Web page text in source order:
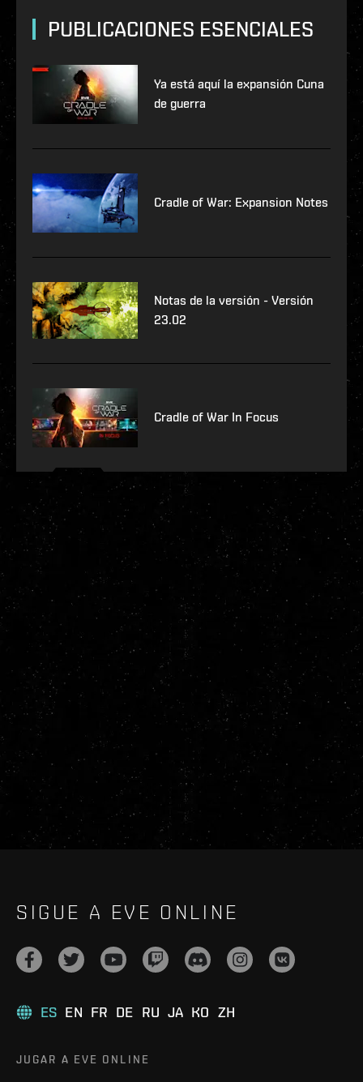
PUBLICACIONES ESENCIALES
Ya está aquí la expansión Cuna
de guerra
Cradle of War: Expansion Notes
Notas de la versión - Versión
23.02
Cradle of War In Focus
SIGUE A EVE ONLINE
ES EN FR DE RU JA KO ZH
JUGAR A EVE ONLINE